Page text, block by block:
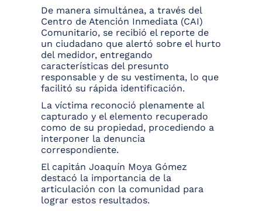
De manera simultánea, a través del
Centro de Atención Inmediata (CAI)
Comunitario, se recibió el reporte de
un ciudadano que alertó sobre el hurto
del medidor, entregando
características del presunto
responsable y de su vestimenta, lo que
facilitó su rápida identificación.
La víctima reconoció plenamente al
capturado y el elemento recuperado
como de su propiedad, procediendo a
interponer la denuncia
correspondiente.
El capitán Joaquín Moya Gómez
destacó la importancia de la
articulación con la comunidad para
lograr estos resultados.